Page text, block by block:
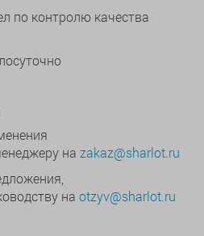
по контролю качества
на zakaz@sharlot.ru
на otzyv@sharlot.ru